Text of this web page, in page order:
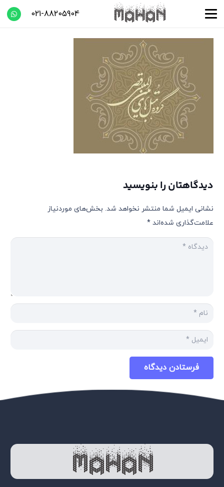
021-88205904
دیدگاهتان را بنویسید
نشانی ایمیل شما منتشر نخواهد شد. بخش‌های موردنیاز
علامت‌گذاری شده‌اند *
فرستادن دیدگاه